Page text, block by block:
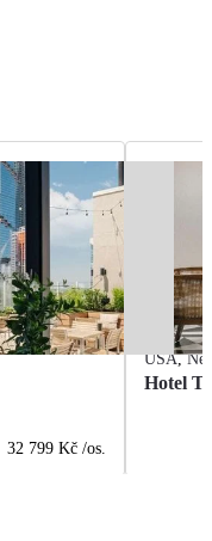
32 799 Kč /os.
USA,
Hotel